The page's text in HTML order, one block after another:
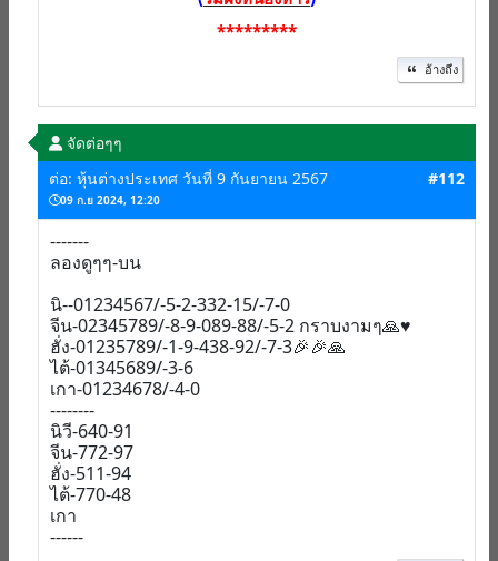
*********
อ้างถึง
จัดต่อๆๆ
ต่อ: หุ้นต่างประเทศ วันที่ 9 กันยายน 2567
09 ก.ย 2024, 12:20
#112
-------
ลองดูๆๆ-บน
นิ--01234567/-5-2-332-15/-7-0
จีน-02345789/-8-9-089-88/-5-2 กราบงามๆ🙏♥️
ฮั่ง-01235789/-1-9-438-92/-7-3🎉🎉🙏
ไต้-01345689/-3-6
เกา-01234678/-4-0
--------
นิวี-640-91
จีน-772-97
ฮั่ง-511-94
ไต้-770-48
เกา
------